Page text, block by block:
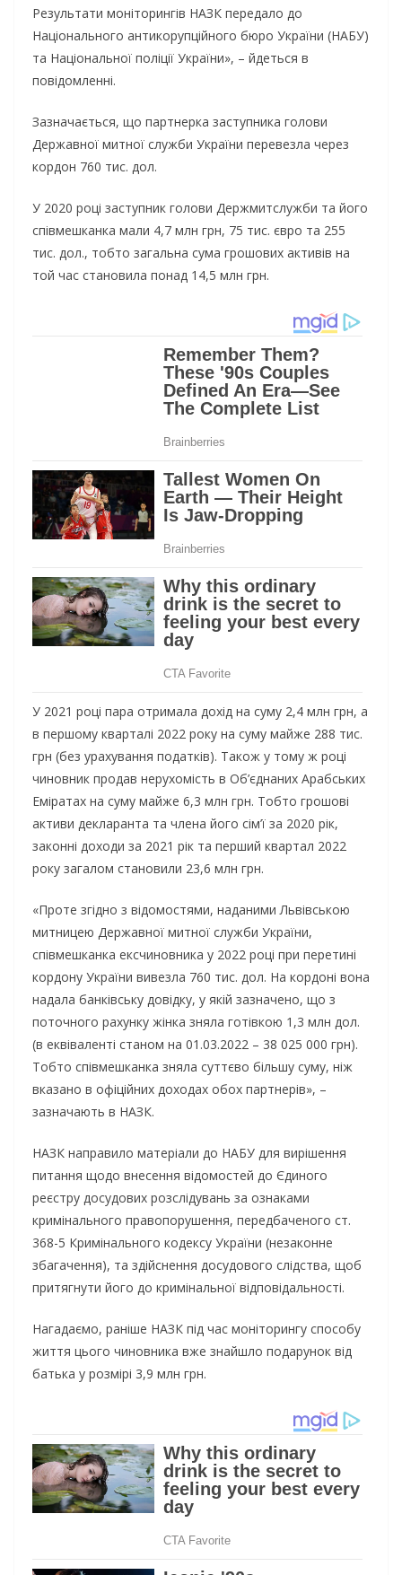
Результати моніторингів НАЗК передало до
Національного антикорупційного бюро України (НАБУ)
та Національної поліції України», – йдеться в
повідомленні.
Зазначається, що партнерка заступника голови
Державної митної служби України перевезла через
кордон 760 тис. дол.
У 2020 році заступник голови Держмитслужби та його
співмешканка мали 4,7 млн грн, 75 тис. євро та 255
тис. дол., тобто загальна сума грошових активів на
той час становила понад 14,5 млн грн.
У 2021 році пара отримала дохід на суму 2,4 млн грн, а
в першому кварталі 2022 року на суму майже 288 тис.
грн (без урахування податків). Також у тому ж році
чиновник продав нерухомість в Об’єднаних Арабських
Еміратах на суму майже 6,3 млн грн. Тобто грошові
активи декларанта та члена його сім’ї за 2020 рік,
законні доходи за 2021 рік та перший квартал 2022
року загалом становили 23,6 млн грн.
«Проте згідно з відомостями, наданими Львівською
митницею Державної митної служби України,
співмешканка ексчиновника у 2022 році при перетині
кордону України вивезла 760 тис. дол. На кордоні вона
надала банківську довідку, у якій зазначено, що з
поточного рахунку жінка зняла готівкою 1,3 млн дол.
(в еквіваленті станом на 01.03.2022 – 38 025 000 грн).
Тобто співмешканка зняла суттєво більшу суму, ніж
вказано в офіційних доходах обох партнерів», –
зазначають в НАЗК.
НАЗК направило матеріали до НАБУ для вирішення
питання щодо внесення відомостей до Єдиного
реєстру досудових розслідувань за ознаками
кримінального правопорушення, передбаченого ст.
368-5 Кримінального кодексу України (незаконне
збагачення), та здійснення досудового слідства, щоб
притягнути його до кримінальної відповідальності.
Нагадаємо, раніше НАЗК під час моніторингу способу
життя цього чиновника вже знайшло подарунок від
батька у розмірі 3,9 млн грн.